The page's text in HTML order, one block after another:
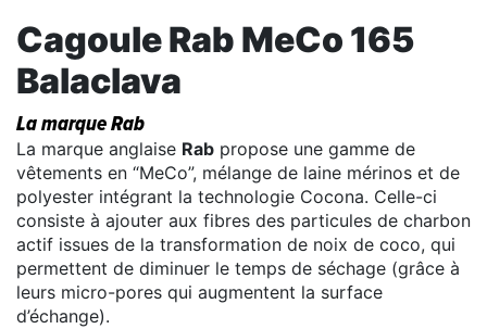
Cagoule Rab MeCo 165
Balaclava
La marque Rab
La marque anglaise Rab propose une gamme de
vêtements en “MeCo”, mélange de laine mérinos et de
polyester intégrant la technologie Cocona. Celle-ci
consiste à ajouter aux fibres des particules de charbon
actif issues de la transformation de noix de coco, qui
permettent de diminuer le temps de séchage (grâce à
leurs micro-pores qui augmentent la surface
d’échange).